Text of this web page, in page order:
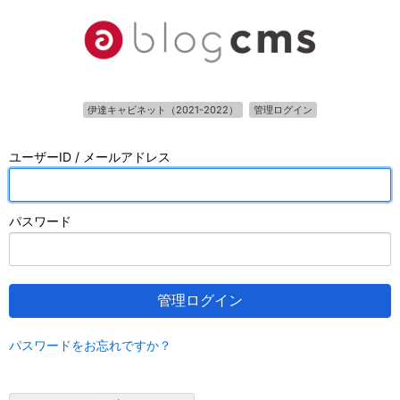
伊達キャビネット（2021-2022） 管理ログイン
ユーザーID / メールアドレス
パスワード
管理ログイン
パスワードをお忘れですか？